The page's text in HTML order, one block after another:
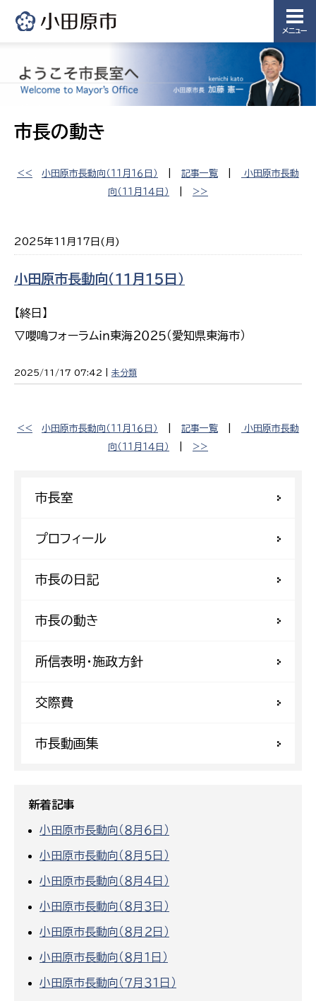
メニュー
市長の動き
<< 小田原市長動向（１１月１６日） 記事一覧
小田原市長動
向（１１月１４日）
>>
2025年11月17日(月)
小田原市長動向（１１月１５日）
【終日】
▽嚶鳴フォーラムｉｎ東海２０２５（愛知県東海市）
2025/11/17 07:42 | 未分類
<< 小田原市長動向（１１月１６日） 記事一覧
小田原市長動
向（１１月１４日）
>>
市長室
プロフィール
市長の日記
市長の動き
所信表明・施政方針
交際費
市長動画集
新着記事
小田原市長動向（８月６日）
小田原市長動向（８月５日）
小田原市長動向（８月４日）
小田原市長動向（８月３日）
小田原市長動向（８月２日）
小田原市長動向（８月１日）
小田原市長動向（７月３１日）